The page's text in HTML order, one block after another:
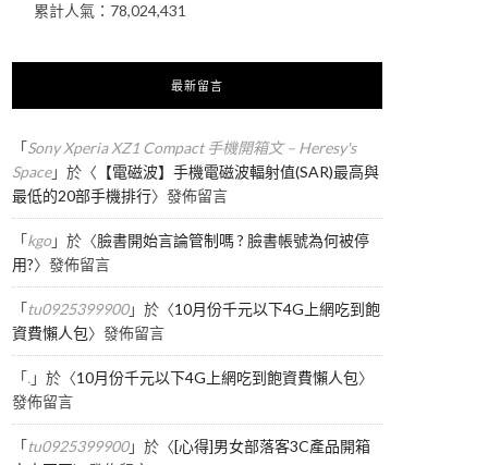
累計人氣： 78,024,431
最新留言
「Sony Xperia XZ1 Compact 手機開箱文 – Heresy's
Space」於〈 【電磁波】手機電磁波輻射值(SAR)最高與
最低的20部手機排行〉發佈留言
「kgo」於〈臉書開始言論管制嗎 ? 臉書帳號為何被停
用?〉發佈留言
「tu0925399900」於〈10月份千元以下4G上網吃到飽
資費懶人包〉發佈留言
「.」於〈10月份千元以下4G上網吃到飽資費懶人包〉
發佈留言
「tu0925399900」於〈[心得]男女部落客3C產品開箱